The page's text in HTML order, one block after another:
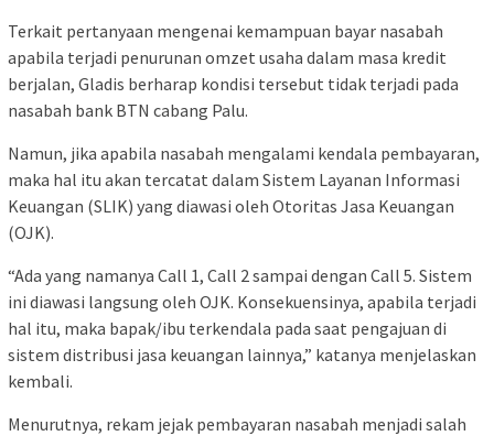
Terkait pertanyaan mengenai kemampuan bayar nasabah
apabila terjadi penurunan omzet usaha dalam masa kredit
berjalan, Gladis berharap kondisi tersebut tidak terjadi pada
nasabah bank BTN cabang Palu.
Namun, jika apabila nasabah mengalami kendala pembayaran,
maka hal itu akan tercatat dalam Sistem Layanan Informasi
Keuangan (SLIK) yang diawasi oleh Otoritas Jasa Keuangan
(OJK).
“Ada yang namanya Call 1, Call 2 sampai dengan Call 5. Sistem
ini diawasi langsung oleh OJK. Konsekuensinya, apabila terjadi
hal itu, maka bapak/ibu terkendala pada saat pengajuan di
sistem distribusi jasa keuangan lainnya,” katanya menjelaskan
kembali.
Menurutnya, rekam jejak pembayaran nasabah menjadi salah